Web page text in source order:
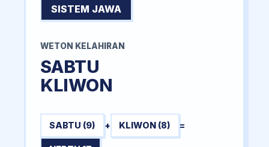
SISTEM JAWA
WETON KELAHIRAN
SABTU
KLIWON
SABTU (9) + KLIWON (8) =